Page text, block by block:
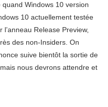
Windows 10 version
10 actuellement testée
Release Preview,
des non-Insiders. On
suive bientôt la sortie de
nous devrons attendre et